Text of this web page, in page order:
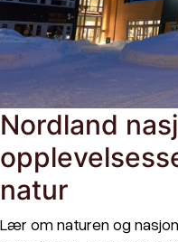
Nordland
natur
Lær om naturen og